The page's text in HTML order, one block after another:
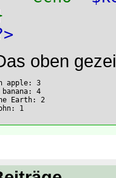
oben
apple: 3
banana: 4
Earth: 2